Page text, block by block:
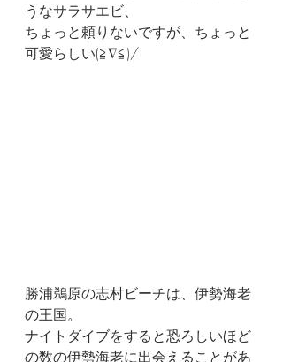
うなサラサエビ、
ちょっと頼りないですが、ちょっと
可愛らしい(≧∇≦)/
勝浦鵜原の志村ビーチは、伊勢海老
の王国。
ナイトダイブをすると恐ろしいほど
の数の伊勢海老に出会えることがあ